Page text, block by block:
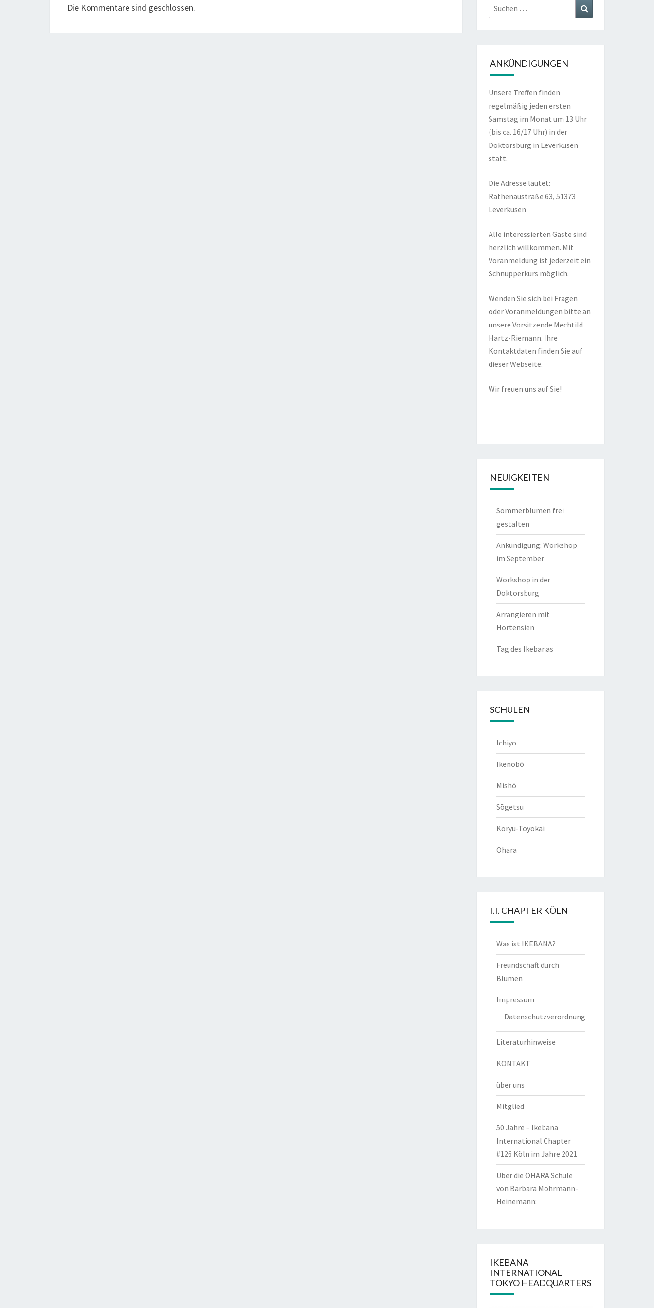
Die Kommentare sind geschlossen.
Suchen
nach:
ANKÜNDIGUNGEN
Unsere Treffen finden
regelmäßig jeden ersten
Samstag im Monat um 13 Uhr
(bis ca. 16/17 Uhr) in der
Doktorsburg in Leverkusen
statt.
Die Adresse lautet:
Rathenaustraße 63, 51373
Leverkusen
Alle interessierten Gäste sind
herzlich willkommen. Mit
Voranmeldung ist jederzeit ein
Schnupperkurs möglich.
Wenden Sie sich bei Fragen
oder Voranmeldungen bitte an
unsere Vorsitzende Mechtild
Hartz-Riemann. Ihre
Kontaktdaten finden Sie auf
dieser Webseite.
Wir freuen uns auf Sie!
NEUIGKEITEN
Sommerblumen frei
gestalten
Ankündigung: Workshop
im September
Workshop in der
Doktorsburg
Arrangieren mit
Hortensien
Tag des Ikebanas
SCHULEN
Ichiyo
Ikenobō
Mishō
Sōgetsu
Koryu-Toyokai
Ohara
I.I. CHAPTER KÖLN
Was ist IKEBANA?
Freundschaft durch
Blumen
Impressum
Datenschutzverordnung
Literaturhinweise
KONTAKT
über uns
Mitglied
50 Jahre – Ikebana
International Chapter
#126 Köln im Jahre 2021
Über die OHARA Schule
von Barbara Mohrmann-
Heinemann:
IKEBANA
INTERNATIONAL
TOKYO HEADQUARTERS